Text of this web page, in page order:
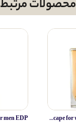
محصولات مرتبط
Simone Andreoli Tulum Junglescape for women and men EDP